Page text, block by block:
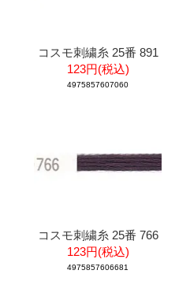
コスモ刺繍糸 25番 891
123円(税込)
4975857607060
コスモ刺繍糸 25番 766
123円(税込)
4975857606681